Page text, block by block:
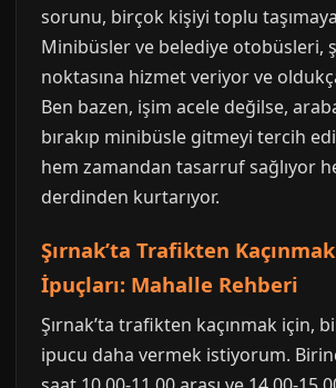
sorunu, birçok kişiyi toplu
Minibüsler ve belediye otobüsleri,
noktasına hizmet veriyor ve
Ben bazen, işim acele değilse,
bırakıp minibüsle gitmeyi tercih
hem zamandan tasarruf sağlıyor
derdinden kurtarıyor.
Şırnak’ta Trafikten
İpuçları: Mahalle Rehberi
Şırnak’ta trafikten kaçınmak için,
ipucu daha vermek istiyorum.